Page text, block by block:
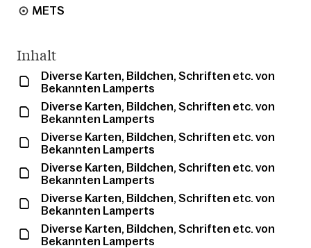
METS
Inhalt
Diverse Karten, Bildchen, Schriften etc. von
Bekannten Lamperts
Diverse Karten, Bildchen, Schriften etc. von
Bekannten Lamperts
Diverse Karten, Bildchen, Schriften etc. von
Bekannten Lamperts
Diverse Karten, Bildchen, Schriften etc. von
Bekannten Lamperts
Diverse Karten, Bildchen, Schriften etc. von
Bekannten Lamperts
Diverse Karten, Bildchen, Schriften etc. von
Bekannten Lamperts